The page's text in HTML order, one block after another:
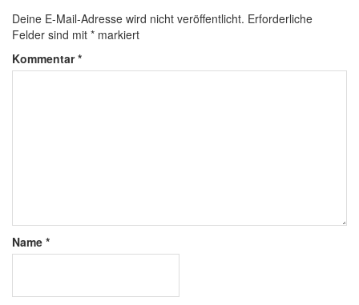
Deine E-Mail-Adresse wird nicht veröffentlicht. Erforderliche
Felder sind mit * markiert
Kommentar*
Name *